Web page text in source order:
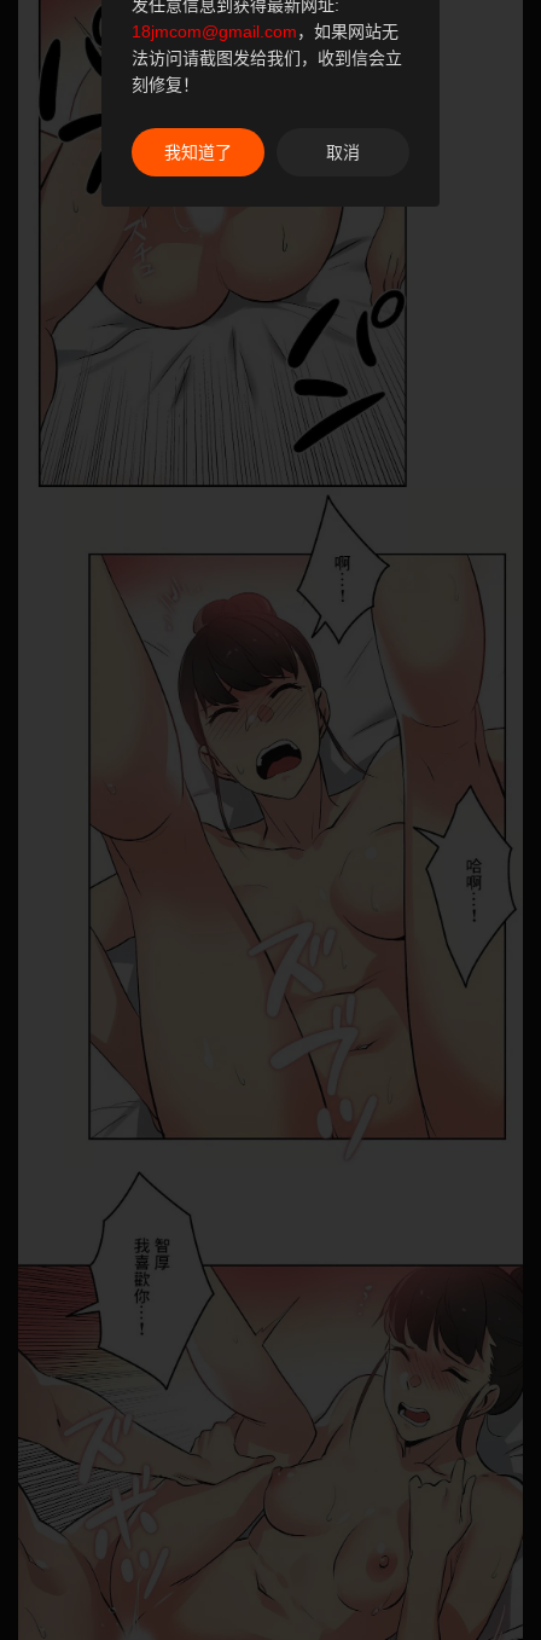
发任意信息到获得最新网址:
18jmcom@gmail.com，如果网站无
法访问请截图发给我们，收到信会立
刻修复！
我知道了 取消